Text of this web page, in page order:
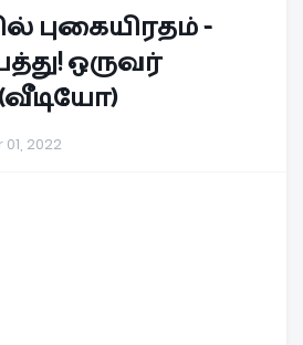
புகையிரதம் -
ஒருவர்
(வீடியோ)
2022